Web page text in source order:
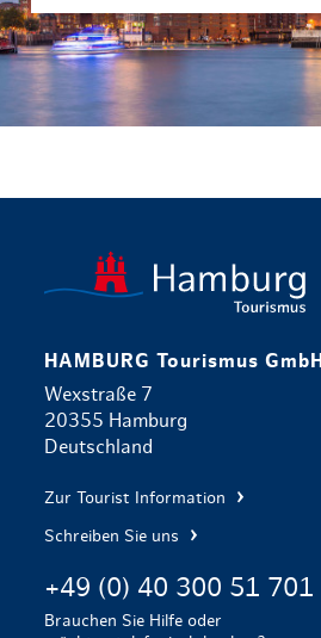
HAMBURG Tourismus GmbH
Wexstraße 7
20355 Hamburg
Deutschland
Zur Tourist Information
Schreiben Sie uns
+49 (0) 40 300 51 701
Brauchen Sie Hilfe oder